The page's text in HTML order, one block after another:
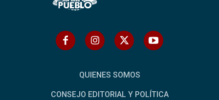
QUIENES SOMOS
CONSEJO EDITORIAL Y POLÍTICA